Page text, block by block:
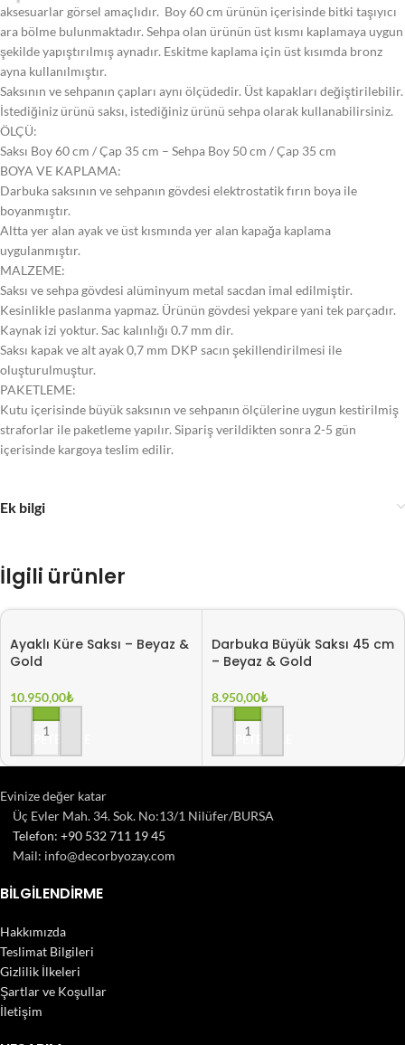
aksesuarlar görsel amaçlıdır. Boy 60 cm ürünün içerisinde bitki taşıyıcı
ara bölme bulunmaktadır. Sehpa olan ürünün üst kısmı kaplamaya uygun
şekilde yapıştırılmış aynadır. Eskitme kaplama için üst kısımda bronz
ayna kullanılmıştır.
Saksının ve sehpanın çapları aynı ölçüdedir. Üst kapakları değiştirilebilir.
İstediğiniz ürünü saksı, istediğiniz ürünü sehpa olarak kullanabilirsiniz.
ÖLÇÜ:
Saksı Boy 60 cm / Çap 35 cm – Sehpa Boy 50 cm / Çap 35 cm
BOYA VE KAPLAMA:
Darbuka saksının ve sehpanın gövdesi elektrostatik fırın boya ile
boyanmıştır.
Altta yer alan ayak ve üst kısmında yer alan kapağa kaplama
uygulanmıştır.
MALZEME:
Saksı ve sehpa gövdesi alüminyum metal sacdan imal edilmiştir.
Kesinlikle paslanma yapmaz. Ürünün gövdesi yekpare yani tek parçadır.
Kaynak izi yoktur. Sac kalınlığı 0.7 mm dir.
Saksı kapak ve alt ayak 0,7 mm DKP sacın şekillendirilmesi ile
oluşturulmuştur.
PAKETLEME:
Kutu içerisinde büyük saksının ve sehpanın ölçülerine uygun kestirilmiş
straforlar ile paketleme yapılır. Sipariş verildikten sonra 2-5 gün
içerisinde kargoya teslim edilir.
Ek bilgi
İlgili ürünler
Ayaklı Küre Saksı – Beyaz &
Gold
10.950,00₺
SEPETE EKLE
Darbuka Büyük Saksı 45 cm
– Beyaz & Gold
8.950,00₺
SEPETE EKLE
Evinize değer katar
Üç Evler Mah. 34. Sok. No:13/1 Nilüfer/BURSA
Telefon: +90 532 711 19 45
Mail: info@decorbyozay.com
BILGILENDIRME
Hakkımızda
Teslimat Bilgileri
Gizlilik İlkeleri
Şartlar ve Koşullar
İletişim